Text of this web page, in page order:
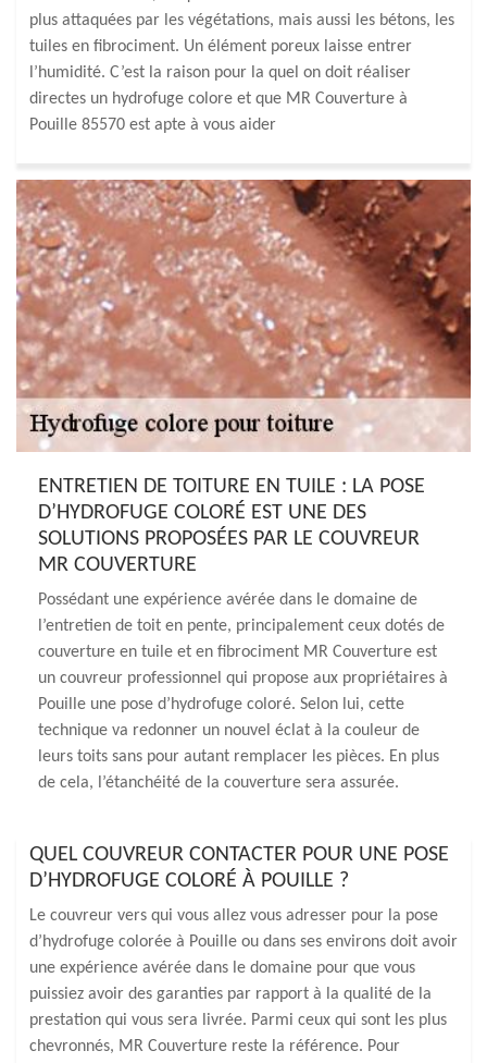
plus attaquées par les végétations, mais aussi les bétons, les
tuiles en fibrociment. Un élément poreux laisse entrer
l’humidité. C’est la raison pour la quel on doit réaliser
directes un hydrofuge colore et que MR Couverture à
Pouille 85570 est apte à vous aider
ENTRETIEN DE TOITURE EN TUILE : LA POSE
D’HYDROFUGE COLORÉ EST UNE DES
SOLUTIONS PROPOSÉES PAR LE COUVREUR
MR COUVERTURE
Possédant une expérience avérée dans le domaine de
l’entretien de toit en pente, principalement ceux dotés de
couverture en tuile et en fibrociment MR Couverture est
un couvreur professionnel qui propose aux propriétaires à
Pouille une pose d’hydrofuge coloré. Selon lui, cette
technique va redonner un nouvel éclat à la couleur de
leurs toits sans pour autant remplacer les pièces. En plus
de cela, l’étanchéité de la couverture sera assurée.
QUEL COUVREUR CONTACTER POUR UNE POSE
D’HYDROFUGE COLORÉ À POUILLE ?
Le couvreur vers qui vous allez vous adresser pour la pose
d’hydrofuge colorée à Pouille ou dans ses environs doit avoir
une expérience avérée dans le domaine pour que vous
puissiez avoir des garanties par rapport à la qualité de la
prestation qui vous sera livrée. Parmi ceux qui sont les plus
chevronnés, MR Couverture reste la référence. Pour